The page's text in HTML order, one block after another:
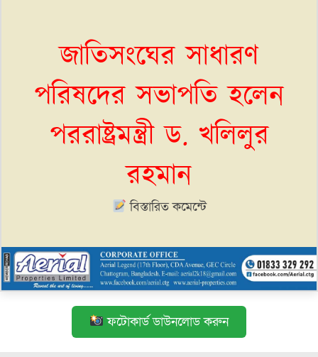
জাতিসংঘের সাধারণ
পরিষদের সভাপতি হলেন
পররাষ্ট্রমন্ত্রী ড. খলিলুর
রহমান
বিস্তারিত কমেন্টে
ফটোকার্ড ডাউনলোড করুন